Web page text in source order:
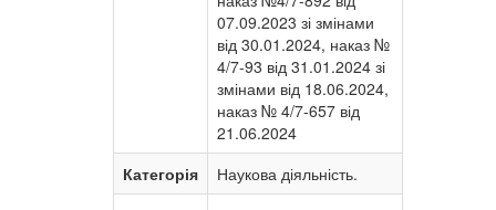
07.09.2023 зі змінами
від 30.01.2024, наказ №
4/7-93 від 31.01.2024 зі
змінами від 18.06.2024,
наказ № 4/7-657 від
21.06.2024
Категорія
Наукова діяльність.